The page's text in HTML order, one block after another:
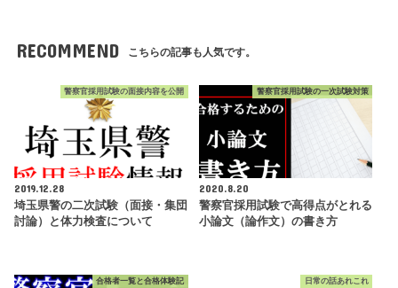
RECOMMEND こちらの記事も人気です。
警察官採用試験の面接内容を公開
2019.12.28
埼玉県警の二次試験（面接・集団
討論）と体力検査について
警察官採用試験の一次試験対策
2020.8.20
警察官採用試験で高得点がとれる
小論文（論作文）の書き方
合格者一覧と合格体験記 日常の話あれこれ